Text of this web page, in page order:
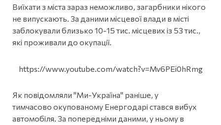
Виїхати з міста зараз неможливо, загарбники нікого
не випускають. За даними місцевої влади в місті
заблокували близько 10-15 тис. місцевих із 53 тис.,
які проживали до окупації.
https://www.youtube.com/watch?v=Mv6PEi0hRmg
Як повідомляли "Ми-Україна" раніше, у
тимчасово окупованому Енергодарі стався вибух
автомобіля. За попередніми даними, у ньому в